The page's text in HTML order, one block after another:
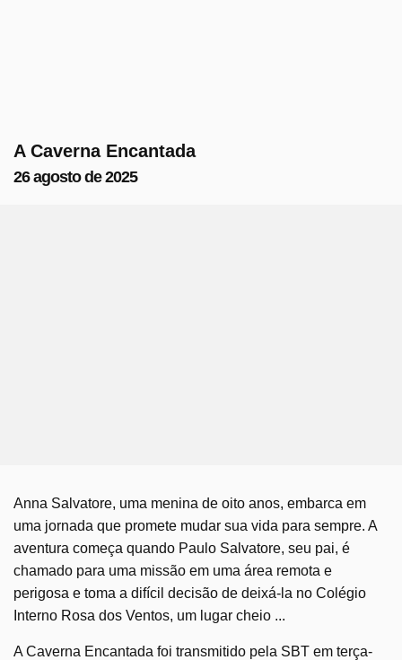
A Caverna Encantada
26 agosto de 2025
Anna Salvatore, uma menina de oito anos, embarca em
uma jornada que promete mudar sua vida para sempre. A
aventura começa quando Paulo Salvatore, seu pai, é
chamado para uma missão em uma área remota e
perigosa e toma a difícil decisão de deixá-la no Colégio
Interno Rosa dos Ventos, um lugar cheio ...
A Caverna Encantada foi transmitido pela SBT em terça-